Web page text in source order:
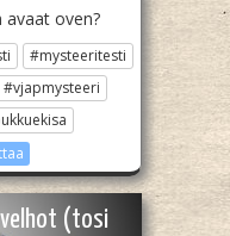
oven?
#mysteeritesti
#vjapmysteeri
(tosi